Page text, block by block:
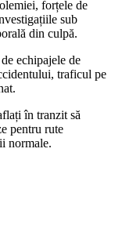
forțele de
sub
din culpă.
echipajele de
traficul pe
în tranzit să
pentru rute
normale.